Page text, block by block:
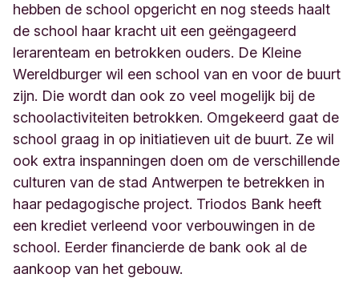
hebben de school opgericht en nog steeds haalt
de school haar kracht uit een geëngageerd
lerarenteam en betrokken ouders. De Kleine
Wereldburger wil een school van en voor de buurt
zijn. Die wordt dan ook zo veel mogelijk bij de
schoolactiviteiten betrokken. Omgekeerd gaat de
school graag in op initiatieven uit de buurt. Ze wil
ook extra inspanningen doen om de verschillende
culturen van de stad Antwerpen te betrekken in
haar pedagogische project. Triodos Bank heeft
een krediet verleend voor verbouwingen in de
school. Eerder financierde de bank ook al de
aankoop van het gebouw.